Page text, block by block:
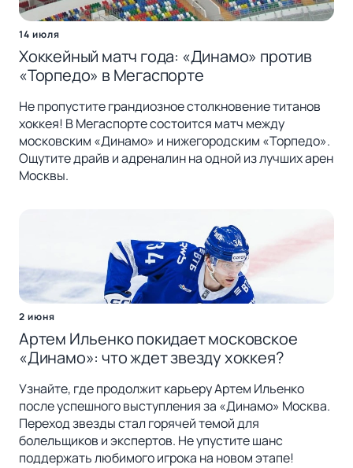
14 июля
Хоккейный матч года: «Динамо» против
«Торпедо» в Мегаспорте
Не пропустите грандиозное столкновение титанов
хоккея! В Мегаспорте состоится матч между
московским «Динамо» и нижегородским «Торпедо».
Ощутите драйв и адреналин на одной из лучших арен
Москвы.
2 июня
Артем Ильенко покидает московское
«Динамо»: что ждет звезду хоккея?
Узнайте, где продолжит карьеру Артем Ильенко
после успешного выступления за «Динамо» Москва.
Переход звезды стал горячей темой для
болельщиков и экспертов. Не упустите шанс
поддержать любимого игрока на новом этапе!